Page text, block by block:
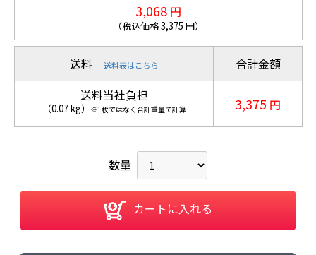
3,068 円
（税込価格3,375 円）
送料 送料表はこちら
送料当社負担
（0.07kg） ※1枚ではなく合計重量で計算
合計金額
3,375 円
数量
カートに入れる